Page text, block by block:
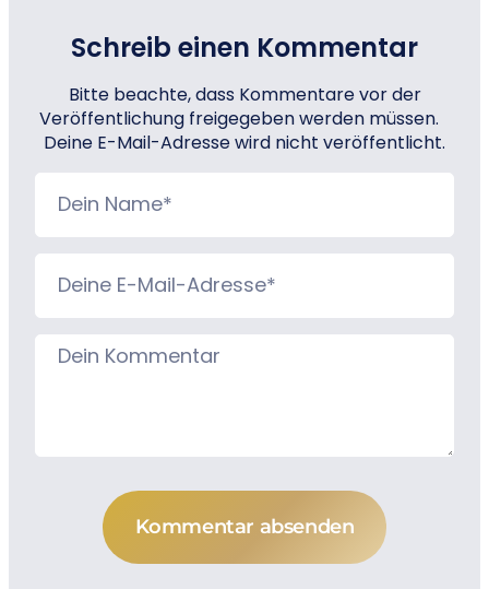
Schreib einen Kommentar
Bitte beachte, dass Kommentare vor der
Veröffentlichung freigegeben werden müssen.
Deine E-Mail-Adresse wird nicht veröffentlicht.
Kommentar absenden